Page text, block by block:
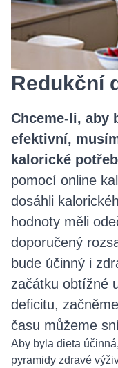
Redukční
Chceme-li, aby
efektivní,
kalorické
pomocí online
dosáhli
hodnoty měli
doporučený
bude účinný i
začátku obtížné
deficitu,
času můžeme
Aby byla dieta
pyramidy zdravé